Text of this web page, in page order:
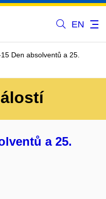
EN
Den absolventů a 25.
a 25.